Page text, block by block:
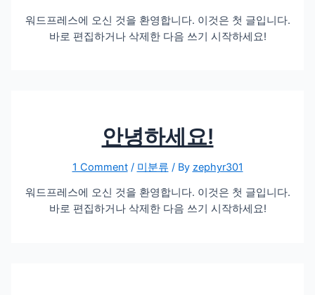
워드프레스에 오신 것을 환영합니다. 이것은 첫 글입니다.
바로 편집하거나 삭제한 다음 쓰기 시작하세요!
안녕하세요!
1 Comment / 미분류 / By zephyr301
워드프레스에 오신 것을 환영합니다. 이것은 첫 글입니다.
바로 편집하거나 삭제한 다음 쓰기 시작하세요!